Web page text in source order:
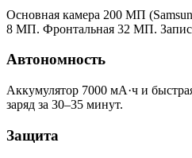
Основная камера 200 МП
8 МП. Фронтальная 32 МП.
Автономность
Аккумулятор 7000 мА·ч и
заряд за 30–35 минут.
Защита